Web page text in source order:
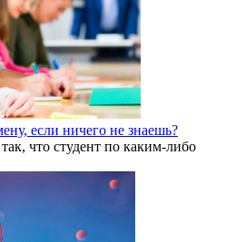
если ничего не знаешь?
что студент по каким-либо